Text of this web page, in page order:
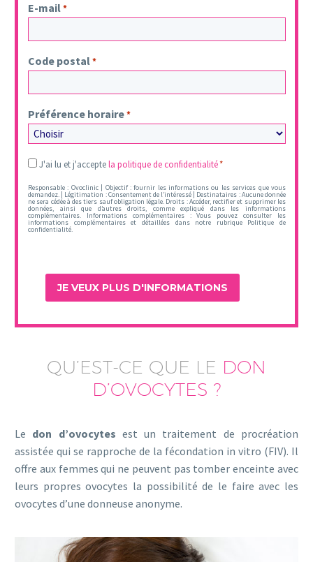
E-mail*
Code postal*
Préférence horaire*
Legal
J'ai lu et j'acceptela politique de confidentialité*
Responsable : Ovoclinic | Objectif : fournir les informations ou les services que vous
demandez. | Légitimation : Consentement de l’intéressé | Destinataires : Aucune donnée
ne sera cédée à des tiers sauf obligation légale. Droits : Accéder, rectifier et supprimer les
données, ainsi que d’autres droits, comme expliqué dans les informations
complémentaires. Informations complémentaires : Vous pouvez consulter les
informations complémentaires et détaillées dans notre rubrique Politique de
confidentialité.
QU’EST-CE QUE LE DON
D’OVOCYTES ?
Le don d’ovocytes est un traitement de procréation
assistée qui se rapproche de la fécondation in vitro (FIV). Il
offre aux femmes qui ne peuvent pas tomber enceinte avec
leurs propres ovocytes la possibilité de le faire avec les
ovocytes d’une donneuse anonyme.